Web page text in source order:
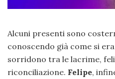
Alcuni presenti sono
conoscendo già come si
sorridono tra le lacrime,
riconciliazione. Felipe,